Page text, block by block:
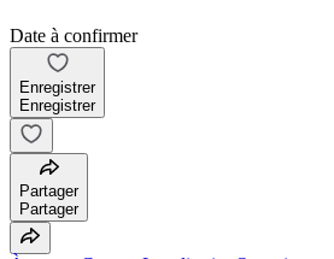
Date à confirmer
Enregistrer
Enregistrer
Partager
Partager